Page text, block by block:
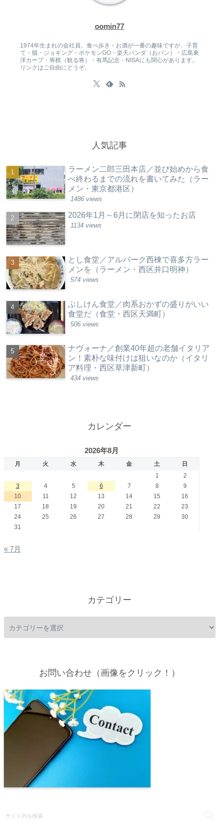
oomin77
1974年生まれの会社員。食べ歩き・お酒が一番の趣味ですが、子育
て・猫・ジョギング・ポケモンGO・楽天パンダ（おパン）・広島東
洋カープ・将棋（観る将）・有馬記念・NISAにも関心があります。
リンクはご自由にどうぞ。
人気記事
ラーメン二郎三田本店／並び始めから食
べ終わるまでの流れを書いてみた（ラー
メン・東京都港区）
1486 views
2026年1月～6月に閉店を知ったお店
1134 views
とし食堂／アルパーク西棟で喜多方ラー
メンを（ラーメン・西区井口明神）
574 views
ぶしけん食堂／肉系おかずの盛りがいい
食堂だ（食堂・西区天満町）
506 views
ナヴォーナ／創業40年超の老舗イタリア
ン！素朴な味付けは狙いなのか（イタリ
ア料理・西区草津新町）
434 views
カレンダー
2026年8月
月 火 水 木 金 土
日
1
2
3
4 5 6 7 8
9
10
11 12 13 14 15
16
17
18 19 20 21 22
23
24
25 26 27 28 29
30
31
« 7月
カテゴリー
お問い合わせ（画像をクリック！）